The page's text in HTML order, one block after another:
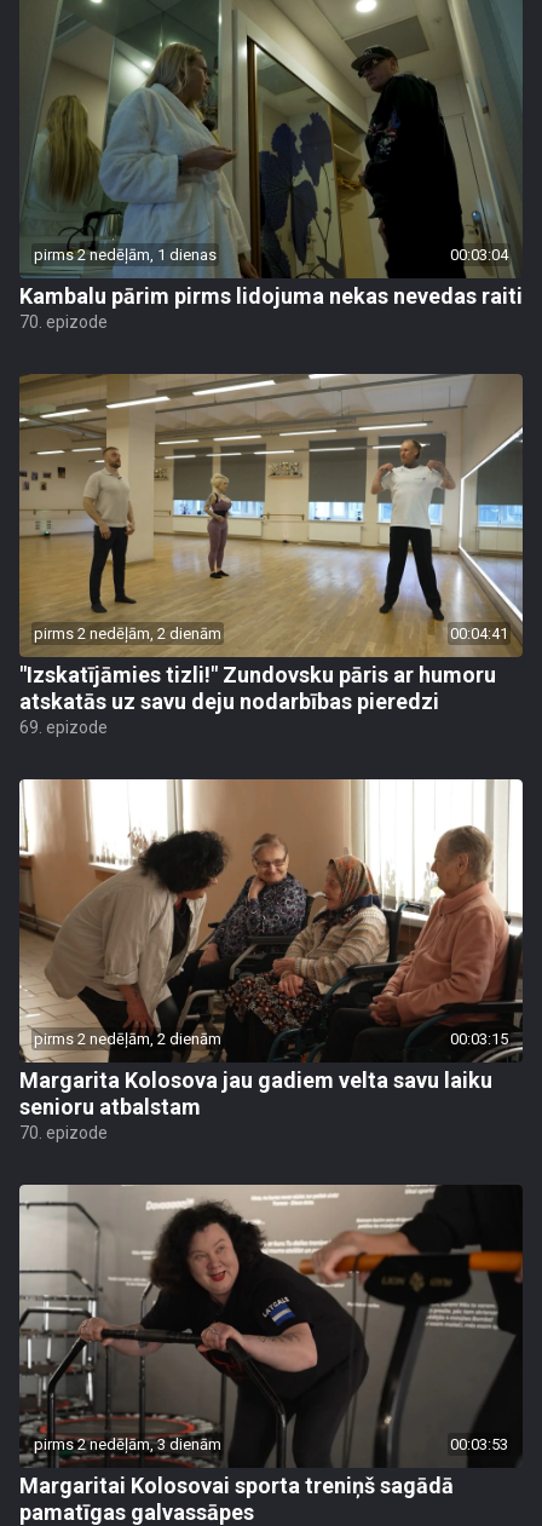
pirms 2 nedēļām, 1 dienas 00:03:04
Kambalu pārim pirms lidojuma nekas nevedas raiti
70. epizode
pirms 2 nedēļām, 2 dienām 00:04:41
"Izskatījāmies tizli!" Zundovsku pāris ar humoru
atskatās uz savu deju nodarbības pieredzi
69. epizode
pirms 2 nedēļām, 2 dienām 00:03:15
Margarita Kolosova jau gadiem velta savu laiku
senioru atbalstam
70. epizode
pirms 2 nedēļām, 3 dienām 00:03:53
Margaritai Kolosovai sporta treniņš sagādā
pamatīgas galvassāpes